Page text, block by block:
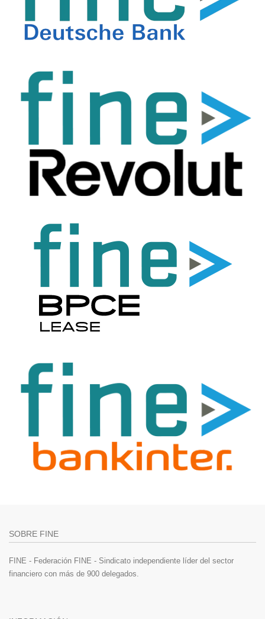
SOBRE FINE
FINE - Federación FINE - Sindicato independiente líder del sector
financiero con más de 900 delegados.